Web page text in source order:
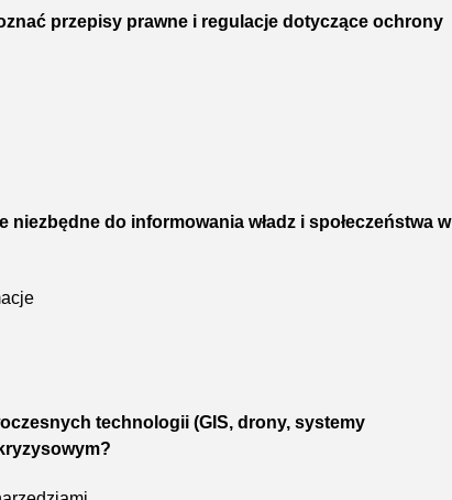
przepisy prawne i regulacje dotyczące ochrony
do informowania władz i społeczeństwa w
technologii (GIS, drony, systemy